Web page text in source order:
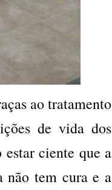
ao tratamento
de vida dos
estar ciente que a
não tem cura e a